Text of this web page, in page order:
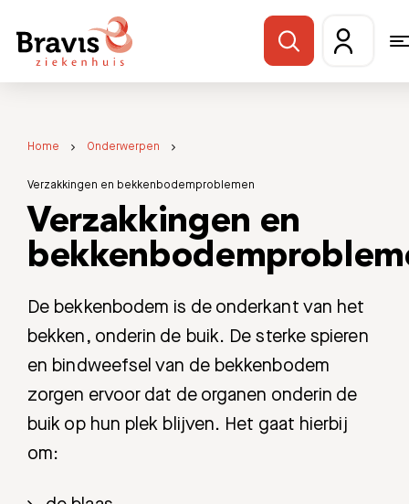
Home Onderwerpen
Verzakkingen en bekkenbodemproblemen
Verzakkingen en
De bekkenbodem is de onderkant van het
bekken, onderin de buik. De sterke spieren
en bindweefsel van de bekkenbodem
zorgen ervoor dat de organen onderin de
buik op hun plek blijven. Het gaat hierbij
om: